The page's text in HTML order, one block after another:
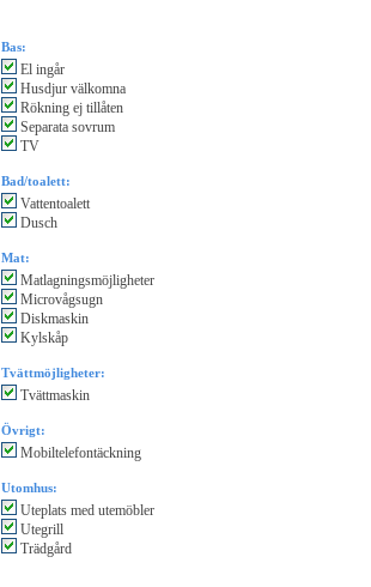
Bas:
El ingår
Husdjur välkomna
Rökning ej tillåten
Separata sovrum
TV
Bad/toalett:
Vattentoalett
Dusch
Mat:
Matlagningsmöjligheter
Microvågsugn
Diskmaskin
Kylskåp
Tvättmöjligheter:
Tvättmaskin
Övrigt:
Mobiltelefontäckning
Utomhus:
Uteplats med utemöbler
Utegrill
Trädgård